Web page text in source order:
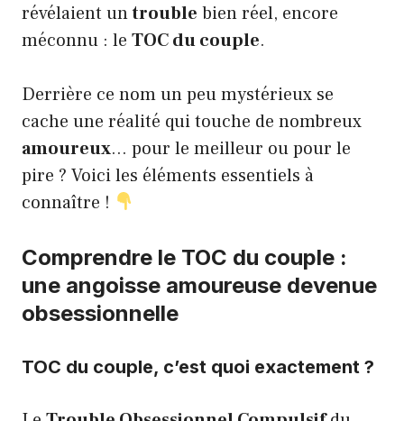
révélaient untrouble bien réel, encore
méconnu : le TOC du couple.
Derrière ce nom un peu mystérieux se
cache une réalité qui touche de nombreux
amoureux… pour le meilleur ou pour le
pire ? Voici les éléments essentiels à
connaître !
Comprendre le TOC du couple :
une angoisse amoureuse devenue
obsessionnelle
TOC du couple, c’est quoi exactement ?